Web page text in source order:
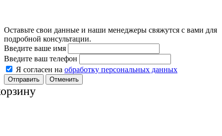
Оставьте свои данные и наши менеджеры свяжутся с вами для
подробной консультации.
Введите ваше имя
Введите ваш телефон
Я согласен на обработку персональных данных
Отменить